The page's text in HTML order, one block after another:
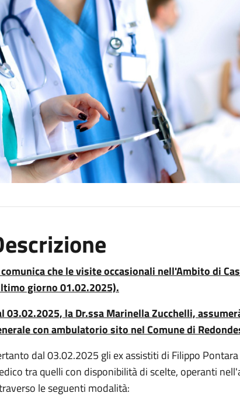
che le visite occasionali nell'Ambito di
giorno 01.02.2025).
03.02.2025, la Dr.ssa Marinella Zucchelli,
con ambulatorio sito nel Comune di
dal 03.02.2025 gli ex assistiti di Filippo
tra quelli con disponibilità di scelte, operanti
le seguenti modalità: